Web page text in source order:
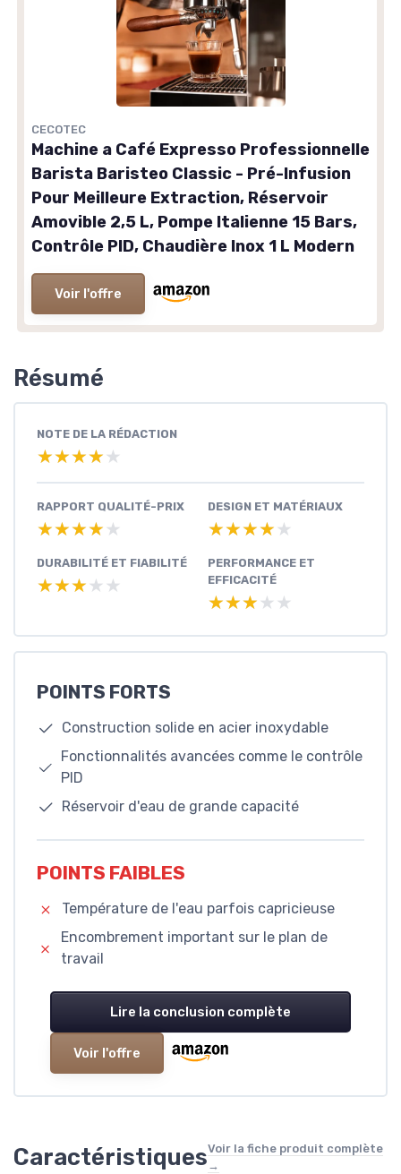
CECOTEC
Machine a Café Expresso Professionnelle
Barista Baristeo Classic - Pré-Infusion
Pour Meilleure Extraction, Réservoir
Amovible 2,5 L, Pompe Italienne 15 Bars,
Contrôle PID, Chaudière Inox 1 L Modern
Voir l'offre
Résumé
NOTE DE LA RÉDACTION
★★★★★
★★★★★
RAPPORT QUALITÉ-PRIX
★★★★★
★★★★★
DESIGN ET MATÉRIAUX
★★★★★
★★★★★
DURABILITÉ ET FIABILITÉ
★★★★★
★★★★★
PERFORMANCE ET
EFFICACITÉ
★★★★★
★★★★★
POINTS FORTS
Construction solide en acier inoxydable
Fonctionnalités avancées comme le contrôle
PID
Réservoir d'eau de grande capacité
POINTS FAIBLES
Température de l'eau parfois capricieuse
Encombrement important sur le plan de
travail
Lire la conclusion complète
Voir l'offre
CaractéristiquesVoir la fiche produit complète
→